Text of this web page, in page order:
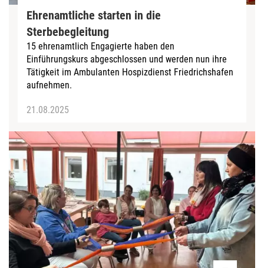
Ehrenamtliche starten in die
Sterbebegleitung
15 ehrenamtlich Engagierte haben den
Einführungskurs abgeschlossen und werden nun ihre
Tätigkeit im Ambulanten Hospizdienst Friedrichshafen
aufnehmen.
21.08.2025